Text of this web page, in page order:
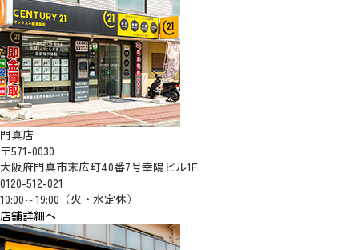
門真店
〒571-0030
大阪府門真市末広町40番7号幸陽ビル1F
0120-512-021
10:00～19:00（火・水定休）
店舗詳細へ